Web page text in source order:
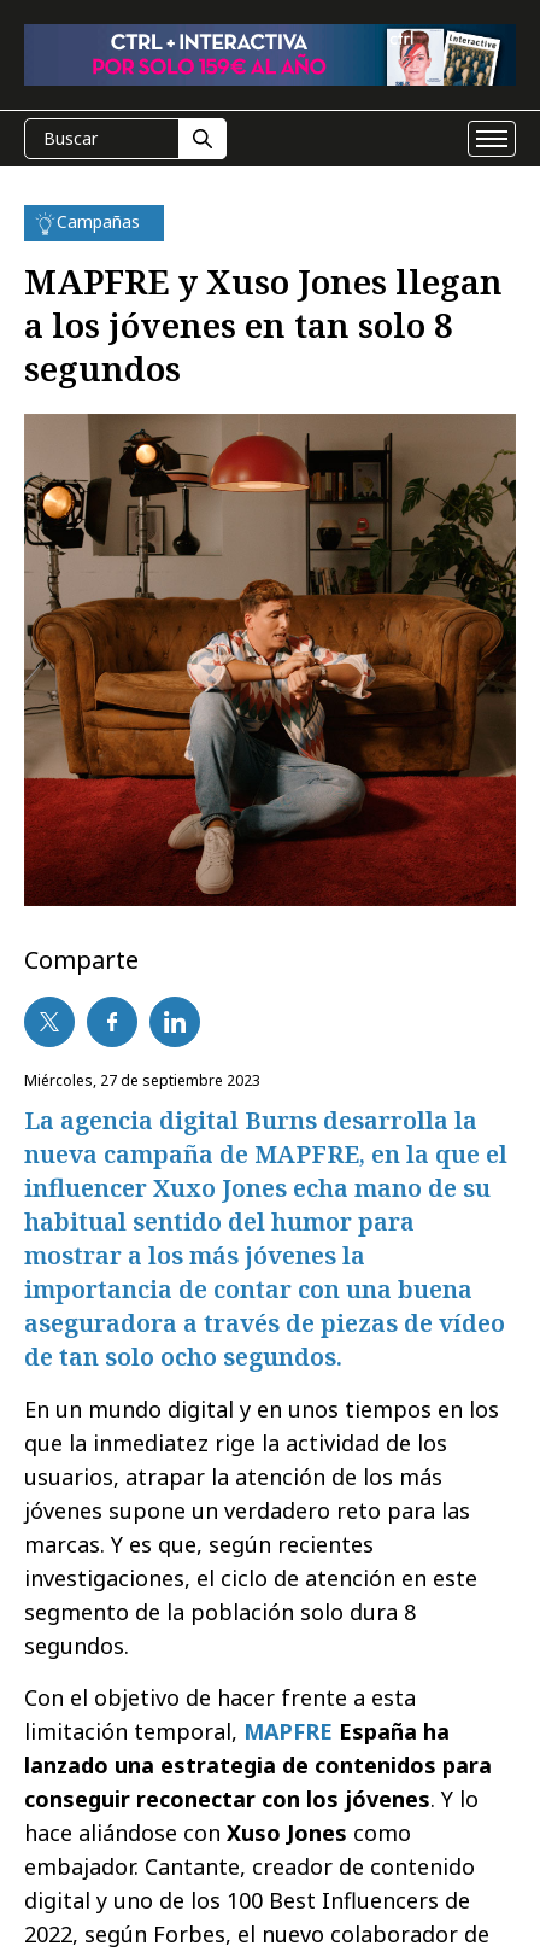
Campañas
MAPFRE y Xuso Jones llegan
a los jóvenes en tan solo 8
segundos
Comparte
miércoles, 27 de septiembre 2023
La agencia digital Burns desarrolla la
nueva campaña de MAPFRE, en la que el
influencer Xuxo Jones echa mano de su
habitual sentido del humor para
mostrar a los más jóvenes la
importancia de contar con una buena
aseguradora a través de piezas de vídeo
de tan solo ocho segundos.
En un mundo digital y en unos tiempos en los
que la inmediatez rige la actividad de los
usuarios, atrapar la atención de los más
jóvenes supone un verdadero reto para las
marcas. Y es que, según recientes
investigaciones, el ciclo de atención en este
segmento de la población solo dura 8
segundos.
Con el objetivo de hacer frente a esta
limitación temporal, MAPFRE España ha
lanzado una estrategia de contenidos para
conseguir reconectar con los jóvenes. Y lo
hace aliándose con Xuso Jones como
embajador. Cantante, creador de contenido
digital y uno de los 100 Best Influencers de
2022, según Forbes, el nuevo colaborador de